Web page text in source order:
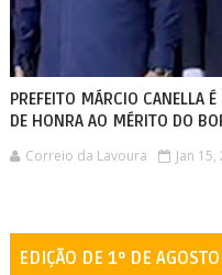
PREFEITO MÁRCIO CANELLA
DE HONRA AO MÉRITO DO
Correio da Lavoura Jan
EDIÇÃO DE 1º DE AGOSTO